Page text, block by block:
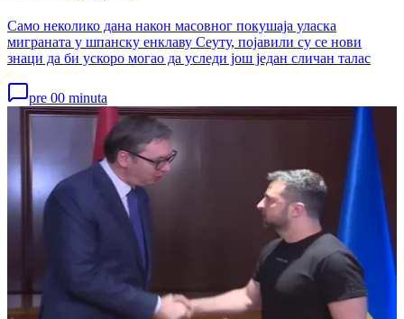
Само неколико дана након масовног покушаја уласка
миграната у шпанску енклаву Сеуту, појавили су се нови
знаци да би ускоро могао да уследи још један сличан талас
pre 00 minuta